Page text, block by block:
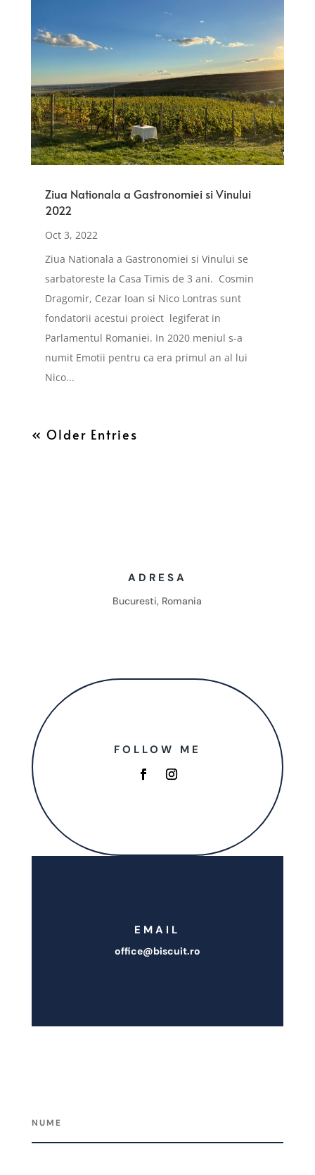
Ziua Nationala a Gastronomiei si Vinului
2022
Oct 3, 2022
Ziua Nationala a Gastronomiei si Vinului se
sarbatoreste la Casa Timis de 3 ani. Cosmin
Dragomir, Cezar Ioan si Nico Lontras sunt
fondatorii acestui proiect legiferat in
Parlamentul Romaniei. In 2020 meniul s-a
numit Emotii pentru ca era primul an al lui
Nico...
« Older Entries
ADRESA
Bucuresti, Romania
FOLLOW ME
EMAIL
office@biscuit.ro